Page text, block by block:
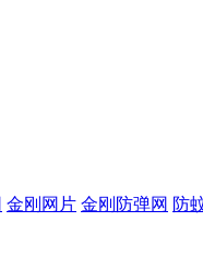
金刚网片 金刚防弹网 防